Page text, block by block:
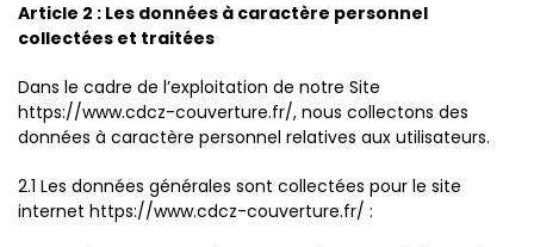
Article 2 : Les données à caractère personnel
collectées et traitées
Dans le cadre de l’exploitation de notre Site
https://www.cdcz-couverture.fr/, nous collectons des
données à caractère personnel relatives aux utilisateurs.
2.1 Les données générales sont collectées pour le site
internet https://www.cdcz-couverture.fr/ :